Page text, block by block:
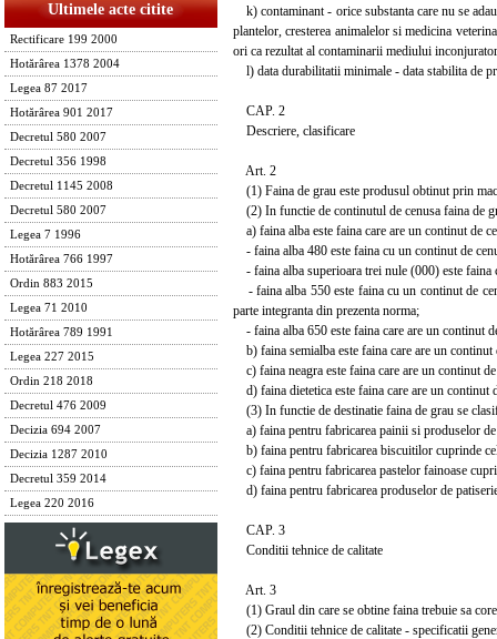
Ultimele acte citite
Rectificare 199 2000
Hotărârea 1378 2004
Legea 87 2017
Hotărârea 901 2017
Decretul 580 2007
Decretul 356 1998
Decretul 1145 2008
Decretul 580 2007
Legea 7 1996
Hotărârea 766 1997
Ordin 883 2015
Legea 71 2010
Hotărârea 789 1991
Legea 227 2015
Ordin 218 2018
Decretul 476 2009
Decizia 694 2007
Decizia 1287 2010
Decretul 359 2014
Legea 220 2016
k) contaminant - orice substanta care nu se
plantelor, cresterea animalelor si medicina
ori ca rezultat al contaminarii mediului
l) data durabilitatii minimale - data stabilita de
CAP. 2
Descriere, clasificare
Art. 2
(1) Faina de grau este produsul obtinut prin
(2) In functie de continutul de cenusa faina de
a) faina alba este faina care are un continut de
- faina alba 480 este faina cu un continut de
- faina alba superioara trei nule (000) este faina
- faina alba 550 este faina cu un continut de
parte integranta din prezenta norma;
- faina alba 650 este faina care are un continut
b) faina semialba este faina care are un
c) faina neagra este faina care are un continut
d) faina dietetica este faina care are un continut
(3) In functie de destinatie faina de grau se
a) faina pentru fabricarea painii si produselor
b) faina pentru fabricarea biscuitilor cuprinde
c) faina pentru fabricarea pastelor fainoase
d) faina pentru fabricarea produselor de
CAP. 3
Conditii tehnice de calitate
Art. 3
(1) Graul din care se obtine faina trebuie sa
(2) Conditii tehnice de calitate - specificatii